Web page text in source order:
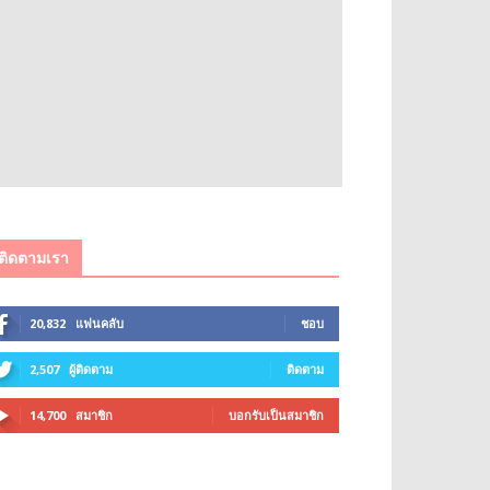
ดตามเรา
20,832 แฟนคลับ ชอบ
2,507 ผู้ติดตาม ติดตาม
14,700 สมาชิก บอกรับเป็นสมาชิก